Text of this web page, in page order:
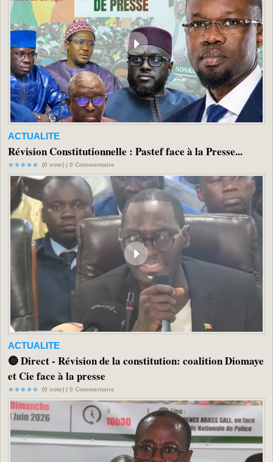
ACTUALITE
Révision Constitutionnelle : Pastef face à la Presse...
(0 vote) | 0 Commentaire
ACTUALITE
🔴 Direct - Révision de la constitution: coalition Diomaye
et Cie face à la presse
(0 vote) | 0 Commentaire